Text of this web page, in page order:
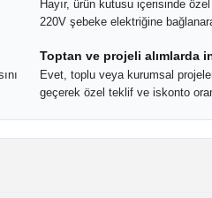
Hayır, ürün kutusu içerisinde
220V şebeke elektriğine
Toptan ve projeli alımlarda
Evet, toplu veya kurumsal
geçerek özel teklif ve iskonto